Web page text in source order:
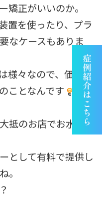
矯正がいいのか。
置を使ったり、プラ
なケースもありま
様々なので、価格が
ことなんです
抵のお店でお水は無
として有料で提供し
。